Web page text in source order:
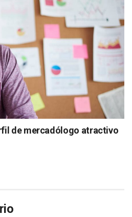
de mercadólogo atractivo